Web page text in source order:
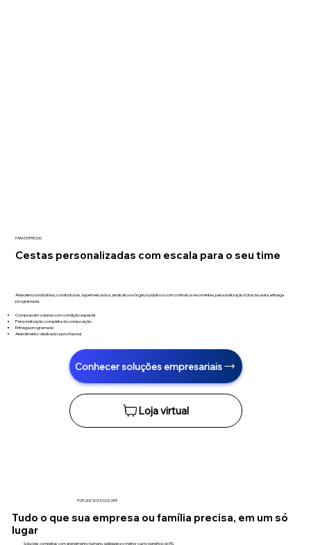
POR QUE NOS ESCOLHER
Tudo o que sua empresa ou família precisa, em um só
lugar
Soluções completas com atendimento humano, agilidade e o melhor custo-benefício do RS.
PARA EMPRESAS
Cestas personalizadas com escala para o seu time
Atendemos indústrias, construtoras, supermercados, sindicatos e órgãos públicos com contratos recorrentes, personalização total da cesta, entrega
programada.
Compras em volume com condição especial
Personalização completa da composição
Entrega programada
Atendimento dedicado e profisional
Conhecer soluções empresariais
Loja virtual